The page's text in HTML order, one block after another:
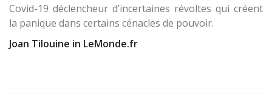
Covid-19 déclencheur d’incertaines révoltes qui créent
la panique dans certains cénacles de pouvoir.
Joan Tilouine in LeMonde.fr